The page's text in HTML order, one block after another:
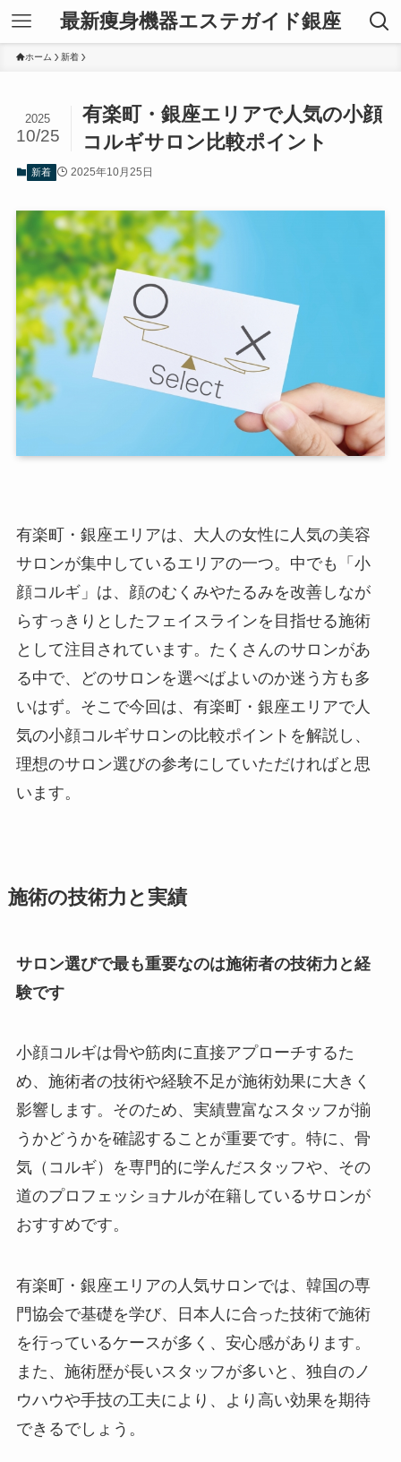
最新痩身機器エステガイド銀座
ホーム 新着
有楽町・銀座エリアで人気の小顔
コルギサロン比較ポイント
2025
10/25
新着 2025年10月25日
有楽町・銀座エリアは、大人の女性に人気の美容
サロンが集中しているエリアの一つ。中でも「小
顔コルギ」は、顔のむくみやたるみを改善しなが
らすっきりとしたフェイスラインを目指せる施術
として注目されています。たくさんのサロンがあ
る中で、どのサロンを選べばよいのか迷う方も多
いはず。そこで今回は、有楽町・銀座エリアで人
気の小顔コルギサロンの比較ポイントを解説し、
理想のサロン選びの参考にしていただければと思
います。
施術の技術力と実績
サロン選びで最も重要なのは施術者の技術力と経
験です
小顔コルギは骨や筋肉に直接アプローチするた
め、施術者の技術や経験不足が施術効果に大きく
影響します。そのため、実績豊富なスタッフが揃
うかどうかを確認することが重要です。特に、骨
気（コルギ）を専門的に学んだスタッフや、その
道のプロフェッショナルが在籍しているサロンが
おすすめです。
有楽町・銀座エリアの人気サロンでは、韓国の専
門協会で基礎を学び、日本人に合った技術で施術
を行っているケースが多く、安心感があります。
また、施術歴が長いスタッフが多いと、独自のノ
ウハウや手技の工夫により、より高い効果を期待
できるでしょう。